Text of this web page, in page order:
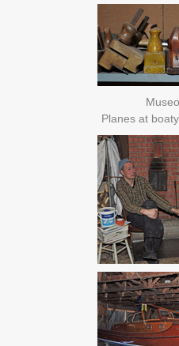
Planes at